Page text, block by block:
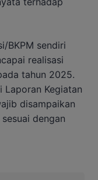
BKPM sendiri
realisasi
tahun 2025.
Laporan Kegiatan
disampaikan
dengan